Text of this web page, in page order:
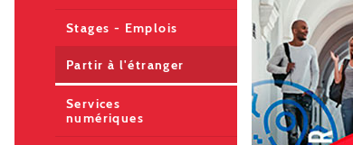
Stages - Emplois
Partir à l'étranger
Services
numériques